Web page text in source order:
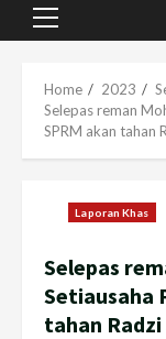
Primary
Home 2023
Selepas reman
SPRM akan tahan
Laporan Khas
Selepas
Setiausaha
tahan Radzi